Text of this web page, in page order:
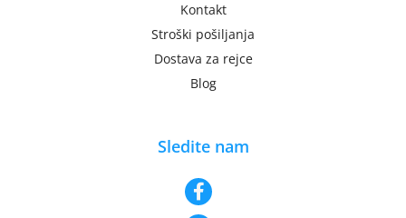
Kontakt
Stroški pošiljanja
Dostava za rejce
Blog
Sledite nam